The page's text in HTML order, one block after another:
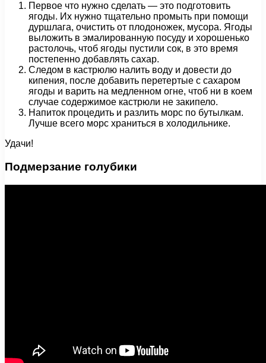
Первое что нужно сделать — это подготовить
ягоды. Их нужно тщательно промыть при помощи
дуршлага, очистить от плодоножек, мусора. Ягоды
выложить в эмалированную посуду и хорошенько
растолочь, чтоб ягоды пустили сок, в это время
постепенно добавлять сахар.
Следом в кастрюлю налить воду и довести до
кипения, после добавить перетертые с сахаром
ягоды и варить на медленном огне, чтоб ни в коем
случае содержимое кастрюли не закипело.
Напиток процедить и разлить морс по бутылкам.
Лучше всего морс храниться в холодильнике.
Удачи!
Подмерзание голубики